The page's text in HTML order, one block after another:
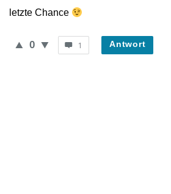
letzte Chance
0 1 Antwort